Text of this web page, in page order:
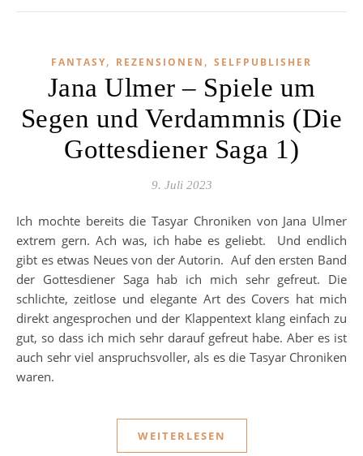
FANTASY, REZENSIONEN , SELFPUBLISHER
Jana Ulmer – Spiele um
Segen und Verdammnis (Die
Gottesdiener Saga 1)
9. Juli 2023
Ich mochte bereits die Tasyar Chroniken von Jana Ulmer
extrem gern. Ach was, ich habe es geliebt. Und endlich
gibt es etwas Neues von der Autorin. Auf den ersten Band
der Gottesdiener Saga hab ich mich sehr gefreut. Die
schlichte, zeitlose und elegante Art des Covers hat mich
direkt angesprochen und der Klappentext klang einfach zu
gut, so dass ich mich sehr darauf gefreut habe. Aber es ist
auch sehr viel anspruchsvoller, als es die Tasyar Chroniken
waren.
WEITERLESEN